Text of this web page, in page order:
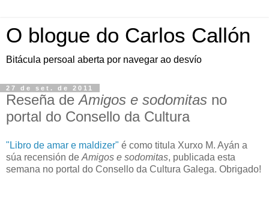
O blogue do Carlos Callón
Bitácula persoal aberta por navegar ao desvío
27 de set. de 2011
Reseña deAmigos e sodomitas no
portal do Consello da Cultura
"Libro de amar e maldizer" é como titula Xurxo M. Ayán a
súa recensión de Amigos e sodomitas, publicada esta
semana no portal do Consello da Cultura Galega. Obrigado!